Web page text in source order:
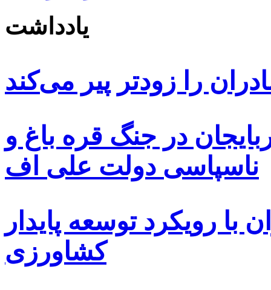
یادداشت
را زودتر پیر می‌کند
در جنگ قره باغ و
ناسپاسی دولت علی اف
با رویکرد توسعه پایدار
کشاورزی